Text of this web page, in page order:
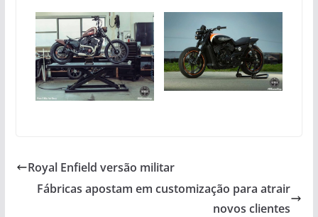
Royal Enfield versão militar
Fábricas apostam em customização para atrair
novos clientes